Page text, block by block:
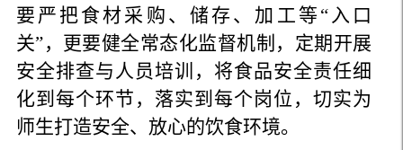
要严把食材采购、储存、加工等“入口
关”，更要健全常态化监督机制，定期开展
安全排查与人员培训，将食品安全责任细
化到每个环节，落实到每个岗位，切实为
师生打造安全、放心的饮食环境。